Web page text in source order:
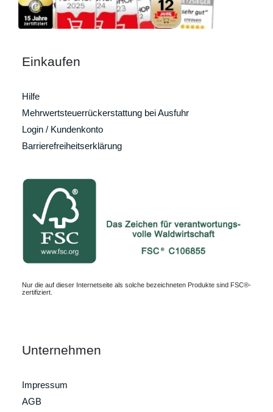
Einkaufen
Hilfe
Mehrwertsteuerrückerstattung bei Ausfuhr
Login / Kundenkonto
Barrierefreiheitserklärung
Nur die auf dieser Internetseite als solche bezeichneten Produkte sind FSC®-
zertifiziert.
Unternehmen
Impressum
AGB